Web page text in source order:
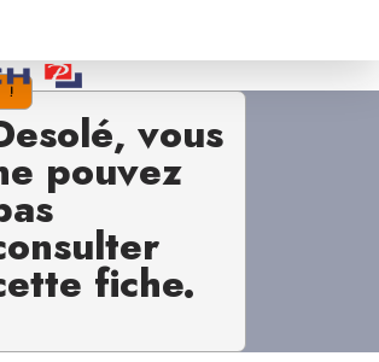
!
vous
pouvez
fiche.